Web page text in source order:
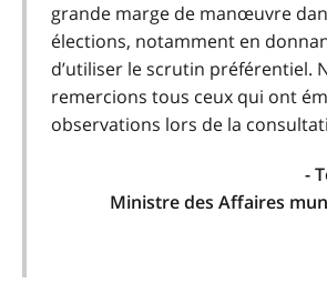
grande marge de manœuvre
élections, notamment en
d’utiliser le scrutin préférentiel.
remercions tous ceux qui ont
observations lors de la
-
Ministre des Affaires